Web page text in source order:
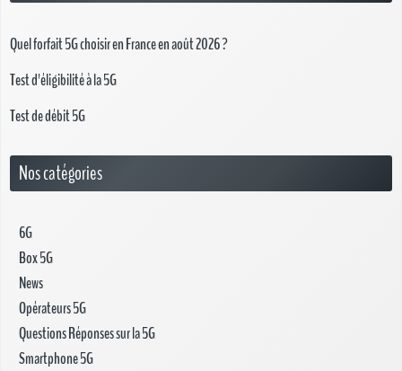
Quel forfait 5G choisir en France en août 2026 ?
Test d'éligibilité à la 5G
Test de débit 5G
Nos catégories
6G
Box 5G
News
Opérateurs 5G
Questions Réponses sur la 5G
Smartphone 5G